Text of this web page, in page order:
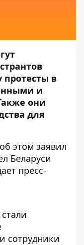
протесты в
и
они
для
этом заявил
Беларуси
пресс-
сотрудники